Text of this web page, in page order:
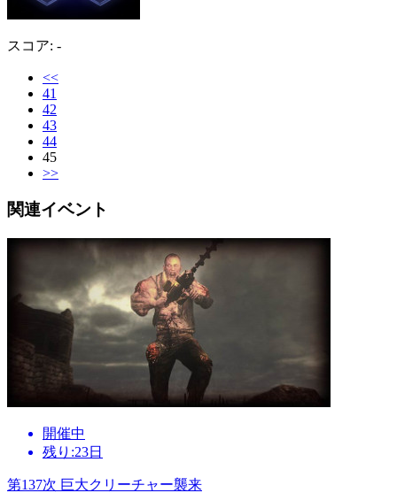
スコア: -
<<
41
42
43
44
45
>>
関連イベント
開催中
残り:23日
第137次 巨大クリーチャー襲来